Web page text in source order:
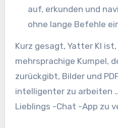
auf, erkunden und
ohne lange Befehle
Kurz gesagt, Yatter KI
mehrsprachige Kumpel,
zurückgibt, Bilder und
intelligenter zu arbeiten
Lieblings -Chat -App zu